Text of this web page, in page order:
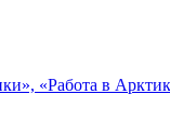
«Работа в